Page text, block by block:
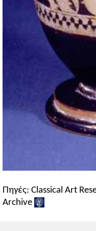
Πηγές: Classical Art
Archive